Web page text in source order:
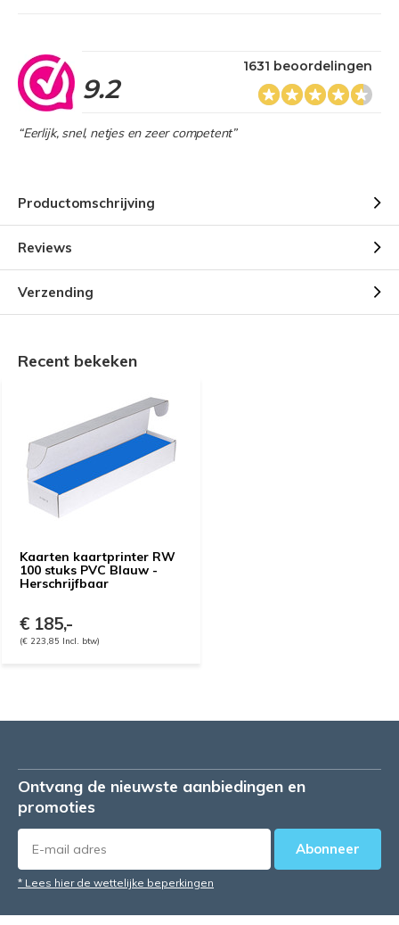
9.2
1631 beoordelingen
“Eerlijk, snel, netjes en zeer competent”
Productomschrijving
Reviews
Verzending
Recent bekeken
Kaarten kaartprinter RW
100 stuks PVC Blauw -
Herschrijfbaar
€ 185,-
(€ 223,85 Incl. btw)
Ontvang de nieuwste aanbiedingen en
promoties
Abonneer
* Lees hier de wettelijke beperkingen